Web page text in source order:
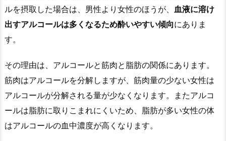
ルを摂取した場合は、男性より女性のほうが、 血液に溶け
出すアルコールは多くなるため酔いやすい傾向にありま
す。
その理由は、アルコールと筋肉と脂肪の関係にあります。
筋肉はアルコールを分解しますが、筋肉量の少ない女性は
アルコールが分解される量が少なくなります。またアルコ
ールは脂肪に取りこまれにくいため、脂肪が多い女性の体
はアルコールの血中濃度が高くなります。